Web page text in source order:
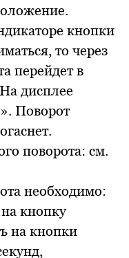
кнопки
то через
перейдет в
дисплее
Поворот
поворота: см.
необходимо:
кнопку
на кнопки